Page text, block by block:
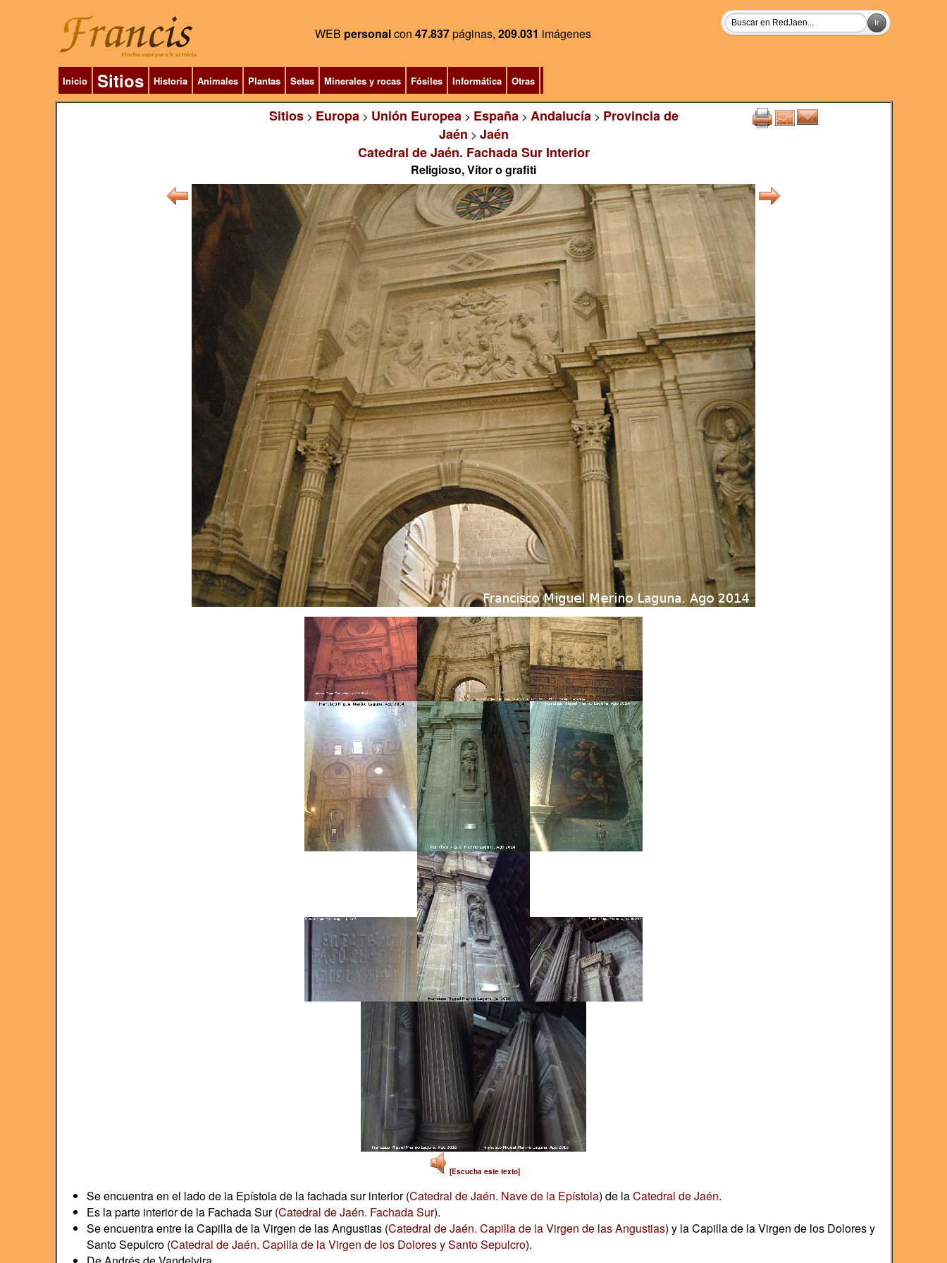
WEB personalcon 47.837páginas, 209.031 imágenes
Inicio Sitios Historia Animales Plantas Setas Minerales y rocas Fósiles Informática Otras
Sitios> Europa> Unión Europea> España> Andalucía> Provincia de
Jaén > Jaén
Catedral de Jaén. Fachada Sur Interior
Religioso, Vítor o grafiti
[Escucha este texto]
Se encuentra en el lado de la Epístola de la fachada sur interior (Catedral de Jaén. Nave de la Epístola) de laCatedral de Jaén.
Es la parte interior de la Fachada Sur (Catedral de Jaén. Fachada Sur).
Se encuentra entre la Capilla de la Virgen de las Angustias (Catedral de Jaén. Capilla de la Virgen de las Angustias) y la Capilla de la Virgen de los Dolores y
Santo Sepulcro (Catedral de Jaén. Capilla de la Virgen de los Dolores y Santo Sepulcro).